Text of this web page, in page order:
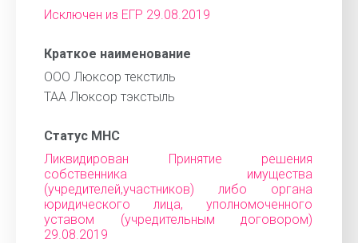
Исключен из ЕГР 29.08.2019
Краткое наименование
ООО Люксор текстиль
ТАА Люксор тэкстыль
Статус МНС
Ликвидирован Принятие решения
собственника имущества
(учредителей,участников) либо органа
юридического лица, уполномоченного
уставом (учредительным договором)
29.08.2019